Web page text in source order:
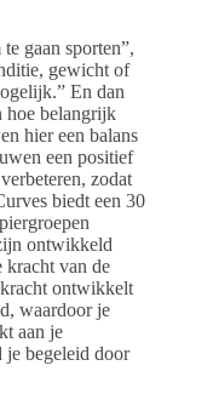
gaan sporten”,
gewicht of
En dan
hoe belangrijk
hier een balans
een positief
zodat
biedt een 30
ontwikkeld
kracht van de
kracht ontwikkelt
waardoor je
aan je
begeleid door